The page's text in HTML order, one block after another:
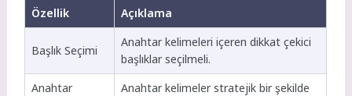
Özellik Açıklama
Başlık Seçimi
Anahtar kelimeleri içeren dikkat çekici
başlıklar seçilmeli.
Anahtar
Anahtar kelimeler stratejik bir şekilde